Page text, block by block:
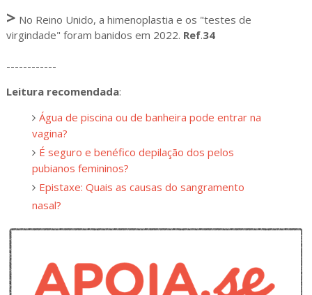
> No Reino Unido, a himenoplastia e os "testes de
virgindade" foram banidos em 2022. Ref.34
------------
Leitura recomendada:
Água de piscina ou de banheira pode entrar na
vagina?
É seguro e benéfico depilação dos pelos
pubianos femininos?
Epistaxe: Quais as causas do sangramento
nasal?